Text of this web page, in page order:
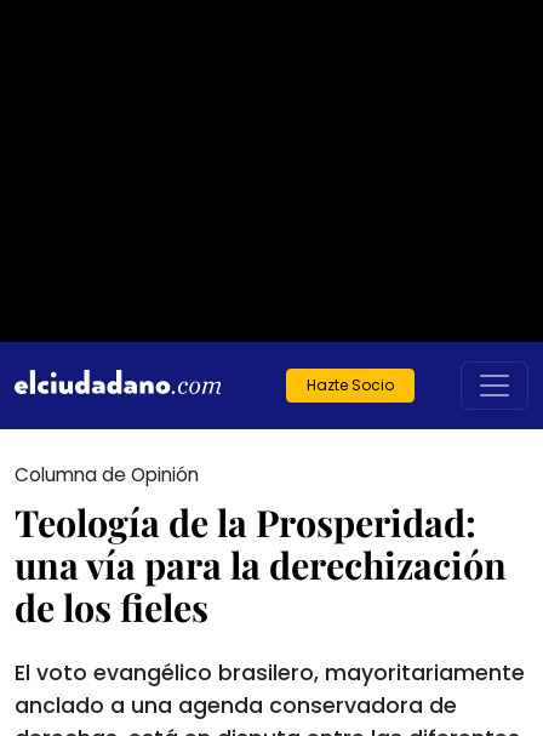
Hazte Socio
Columna de Opinión
Teología de la Prosperidad:
una vía para la derechización
de los fieles
El voto evangélico brasilero, mayoritariamente
anclado a una agenda conservadora de